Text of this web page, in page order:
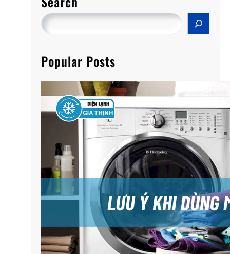
S
e
rPopular Posts